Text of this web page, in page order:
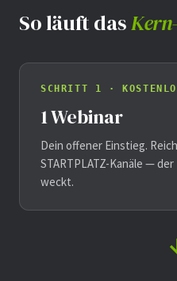
So läuft das
SCHRITT 1 ·
1 Webinar
Dein offener Einstieg.
STARTPLATZ-Kanäle —
weckt.